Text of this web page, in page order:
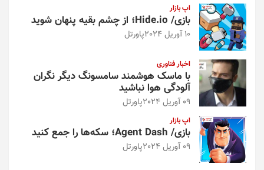
اپ بازار
بازی/ Hide.io؛ از چشم بقیه پنهان شوید
10 آوریل 2024 پاورتل
اخبار فناوری
با ماسک هوشمند سامسونگ دیگر نگران
آلودگی هوا نباشید
09 آوریل 2024 پاورتل
اپ بازار
بازی/ Agent Dash؛ سکه‌ها را جمع کنید
09 آوریل 2024 پاورتل